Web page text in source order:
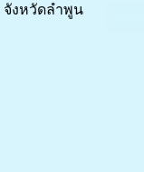
จังหวัดลำพูน